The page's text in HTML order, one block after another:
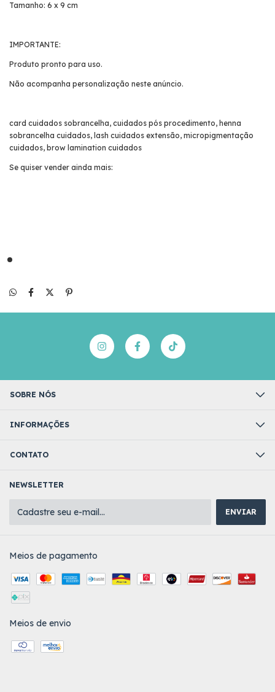
Tamanho: 6 x 9 cm
IMPORTANTE:
Produto pronto para uso.
Não acompanha personalização neste anúncio.
card cuidados sobrancelha, cuidados pós procedimento, henna
sobrancelha cuidados, lash cuidados extensão, micropigmentação
cuidados, brow lamination cuidados
Se quiser vender ainda mais:
SOBRE NÓS
INFORMAÇÕES
CONTATO
NEWSLETTER
Meios de pagamento
Meios de envio